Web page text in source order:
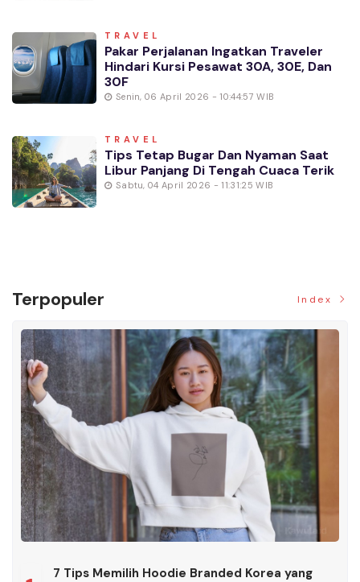
TRAVEL
Pakar Perjalanan Ingatkan Traveler
Hindari Kursi Pesawat 30A, 30E, Dan
30F
Senin, 06 April 2026 - 10:44:57 WIB
TRAVEL
Tips Tetap Bugar Dan Nyaman Saat
Libur Panjang Di Tengah Cuaca Terik
Sabtu, 04 April 2026 - 11:31:25 WIB
Terpopuler Index
7 Tips Memilih Hoodie Branded Korea yang